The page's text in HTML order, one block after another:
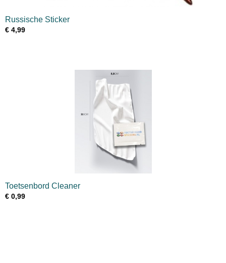
Russische Sticker
€ 4,99
Toetsenbord Cleaner
€ 0,99